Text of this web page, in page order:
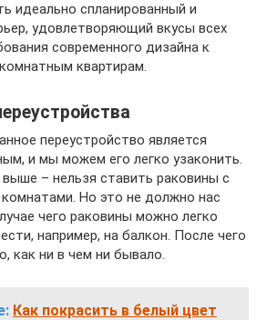
идеально спланированный и
удовлетворяющий вкусы всех
современного дизайна к
квартирам.
переустройство является
и мы можем его легко узаконить.
– нельзя ставить раковины с
Но это не должно нас
чего раковины можно легко
например, на балкон. После чего
как ни в чем ни бывало.
Как покрасить в белый цвет